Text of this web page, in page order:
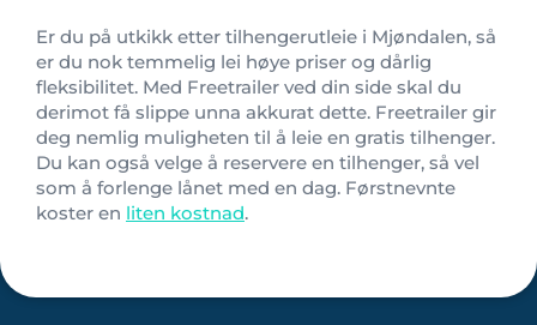
Er du på utkikk etter tilhengerutleie i Mjøndalen, så
er du nok temmelig lei høye priser og dårlig
fleksibilitet. Med Freetrailer ved din side skal du
derimot få slippe unna akkurat dette. Freetrailer gir
deg nemlig muligheten til å leie en gratis tilhenger.
Du kan også velge å reservere en tilhenger, så vel
som å forlenge lånet med en dag. Førstnevnte
koster en liten kostnad.